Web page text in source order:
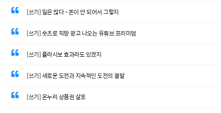
[쓰기] 일은 많다 - 돈이 안 되어서 그렇지
[쓰기] 숏츠로 직방 광고 나오는 유튜브 프리미엄
[쓰기] 플라시보 효과라도 있겠지
[쓰기] 새로운 도전과 지속적인 도전의 결말
[쓰기] 온누리 상품권 살포